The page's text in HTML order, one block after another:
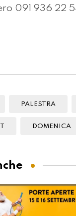
091 936 22
PALESTRA
DOMENICA